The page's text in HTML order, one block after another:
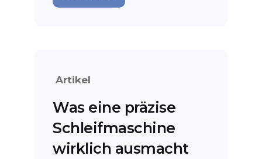
Artikel
Was eine präzise
Schleifmaschine
wirklich ausmacht